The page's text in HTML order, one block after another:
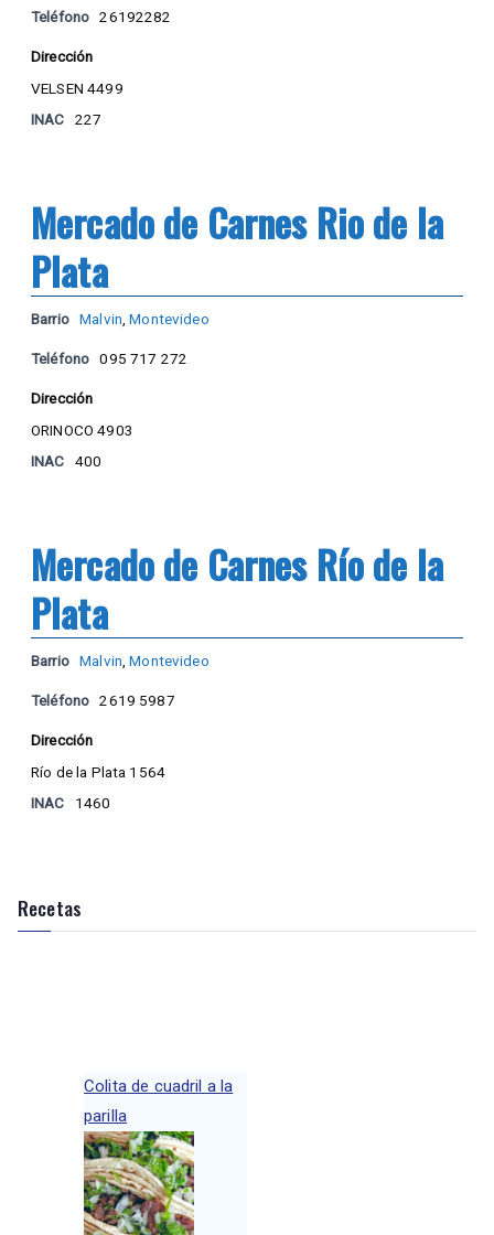
Teléfono 26192282
Dirección
VELSEN 4499
INAC
227
Mercado de Carnes Rio de la
Plata
Barrio Malvin ,Montevideo
Teléfono 095 717 272
Dirección
ORINOCO 4903
INAC
400
Mercado de Carnes Río de la
Plata
Barrio Malvin ,Montevideo
Teléfono 2619 5987
Dirección
Río de la Plata 1564
INAC
1460
Recetas
Colita de cuadril a la
parilla